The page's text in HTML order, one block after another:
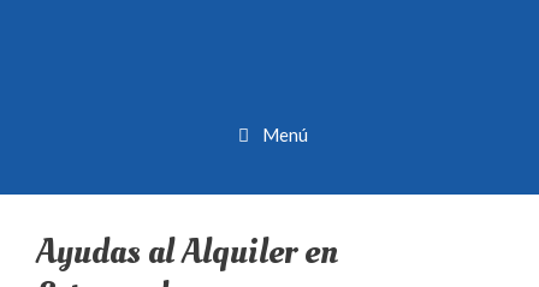
Menú
Ayudas al Alquiler en